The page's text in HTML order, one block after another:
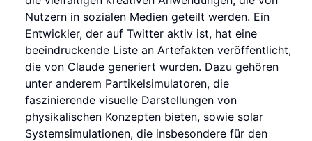
Nutzern in sozialen Medien geteilt werden. Ein
Entwickler, der auf Twitter aktiv ist, hat eine
beeindruckende Liste an Artefakten veröffentlicht,
die von Claude generiert wurden. Dazu gehören
unter anderem Partikelsimulatoren, die
faszinierende visuelle Darstellungen von
physikalischen Konzepten bieten, sowie solar
Systemsimulationen, die insbesondere für den